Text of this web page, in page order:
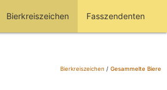
Bierkreiszeichen Fasszendenten
Bierkreiszeichen / Gesammelte Biere